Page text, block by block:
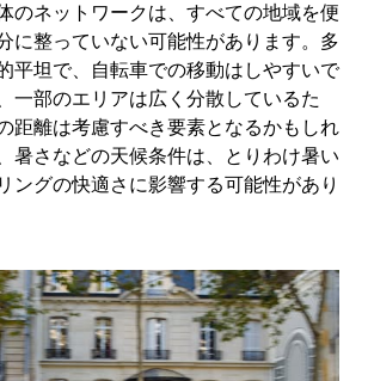
のネットワークは、すべての地域を便
に整っていない可能性があります。多
平坦で、自転車での移動はしやすいで
一部のエリアは広く分散しているた
距離は考慮すべき要素となるかもしれ
暑さなどの天候条件は、とりわけ暑い
ングの快適さに影響する可能性があり